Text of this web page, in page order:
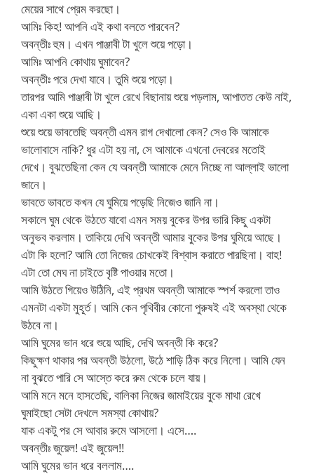
মেয়ের সাথে প্রেম করছো।
আমিঃ কিহ! আপনি এই কথা বলতে পারবেন?
অবন্তীঃ হুম। এখন পাঞ্জাবী টা খুলে শুয়ে পড়ো।
আমিঃ আপনি কোথায় ঘুমাবেন?
অবন্তীঃ পরে দেখা যাবে। তুমি শুয়ে পড়ো।
তারপর আমি পাঞ্জাবী টা খুলে রেখে বিছানায় শুয়ে পড়লাম, আপাতত কেউ নাই,
একা একা শুয়ে আছি।
শুয়ে শুয়ে ভাবতেছি অবন্তী এমন রাগ দেখালো কেন? সেও কি আমাকে
ভালোবাসে নাকি? ধুর এটা হয় না, সে আমাকে এখনো দেবরের মতোই
দেখে। বুঝতেছিনা কেন যে অবন্তী আমাকে মেনে নিচ্ছে না আল্লাই ভালো
জানে।
ভাবতে ভাবতে কখন যে ঘুমিয়ে পড়েছি নিজেও জানি না।
সকালে ঘুম থেকে উঠতে যাবো এমন সময় বুকের উপর ভারি কিছু একটা
অনুভব করলাম। তাকিয়ে দেখি অবন্তী আমার বুকের উপর ঘুমিয়ে আছে।
এটা কি হলো? আমি তো নিজের চোখকেই বিশ্বাস করাতে পারছিনা। বাহ!
এটা তো মেঘ না চাইতে বৃষ্টি পাওয়ার মতো।
আমি উঠতে গিয়েও উঠিনি, এই প্রথম অবন্তী আমাকে স্পর্শ করলো তাও
এমনটা একটা মুহূর্ত। আমি কেন পৃথিবীর কোনো পুরুষই এই অবস্থা থেকে
উঠবে না।
আমি ঘুমের ভান ধরে শুয়ে আছি, দেখি অবন্তী কি করে?
কিছুক্ষণ থাকার পর অবন্তী উঠলো, উঠে শাড়ি ঠিক করে নিলো। আমি যেন
না বুঝতে পারি সে আস্তে করে রুম থেকে চলে যায়।
আমি মনে মনে হাসতেছি, বালিকা নিজের জামাইয়ের বুকে মাথা রেখে
ঘুমাইছো সেটা দেখলে সমস্যা কোথায়?
যাক একটু পর সে আবার রুমে আসলো। এসে….
অবন্তীঃ জুয়েল! এই জুয়েল!!
আমি ঘুমের ভান ধরে বললাম….